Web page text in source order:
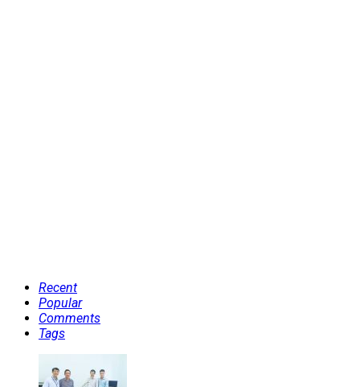
Recent
Popular
Comments
Tags